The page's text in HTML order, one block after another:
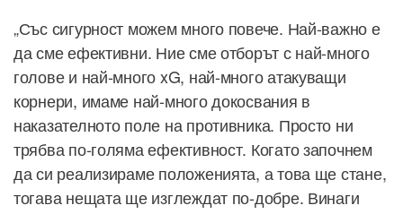
„Със сигурност можем много повече. Най-важно е
да сме ефективни. Ние сме отборът с най-много
голове и най-много xG, най-много атакуващи
корнери, имаме най-много докосвания в
наказателното поле на противника. Просто ни
трябва по-голяма ефективност. Когато започнем
да си реализираме положенията, а това ще стане,
тогава нещата ще изглеждат по-добре. Винаги